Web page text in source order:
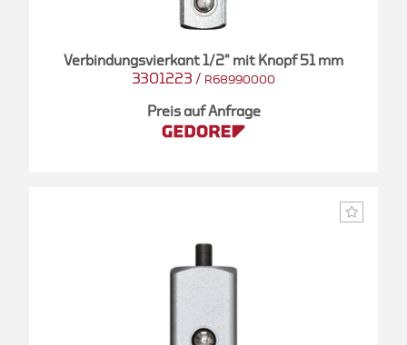
Verbindungsvierkant 1/2" mit Knopf 51 mm
3301223 / R68990000
Preis auf Anfrage